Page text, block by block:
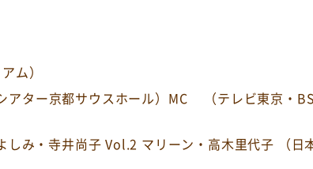
ム）
アター京都サウスホール）MC （テレビ東京・
み・寺井尚子 Vol.2 マリーン・高木里代子 （日